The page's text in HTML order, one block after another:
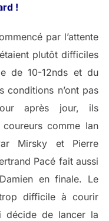
!
par l’attente
plutôt difficiles
de 10-12nds et du
conditions n’ont pas
après jour, ils
comme Ian
Mirsky et Pierre
Pacé fait aussi
en finale. Le
difficile à courir
décide de lancer la